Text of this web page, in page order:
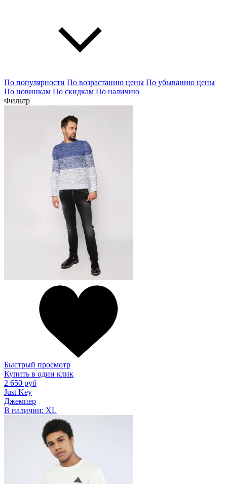
По популярности По возрастанию цены По убыванию цены
По новинкам По скидкам По наличию
Фильтр
Быстрый просмотр
Купить в один клик
2 650 руб
Just Key
Джемпер
В наличии: XL